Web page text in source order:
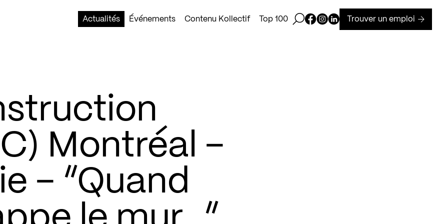
Actualités
Événements Contenu Kollectif Top 100 Ouvrir la barre de recherche
Page Facebook de Kollectif
Page Instagram de Kollectif
Page Linkedin de Kollectif
Trouver un emploi
Montréal –
– “Quand